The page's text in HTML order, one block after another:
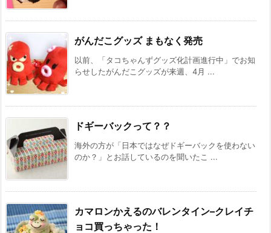
がんだこグッズ まもなく発売
以前、「タコちゃんずグッズ化計画進行中」でお知
らせしたがんだこグッズが来週、4月 ...
ドギーバックって？？
海外の方が「日本ではなぜドギーバックを使わない
のか？」とお話しているのを聞いたこ ...
カマロンかえるのバレンタイン–クレイチ
ョコ買っちゃった！